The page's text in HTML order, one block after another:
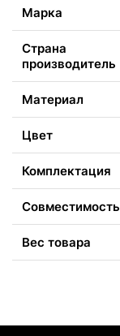
Марка
Страна
производитель
Материал
Цвет
Комплектация
Совместимость
Вес товара